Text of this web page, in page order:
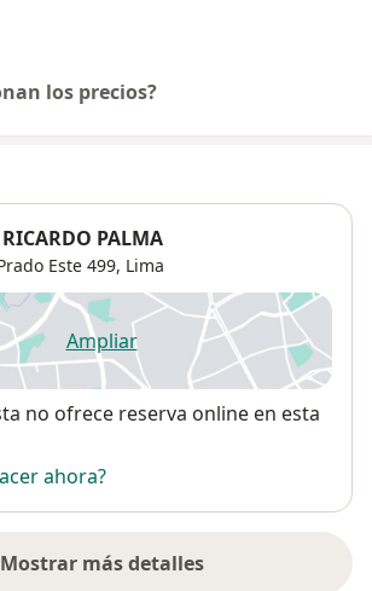
los precios?
PALMA
Este 499, Lima
Ampliarse abre en una nueva
no ofrece reserva online en esta
ahora?
Mostrar más detalles
sobre la dirección